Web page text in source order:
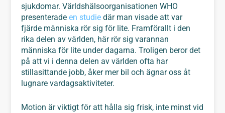
sjukdomar. Världshälsoorganisationen WHO
presenteradeen studie där man visade att var
fjärde människa rör sig för lite. Framförallt i den
rika delen av världen, här rör sig varannan
människa för lite under dagarna. Troligen beror det
på att vi i denna delen av världen ofta har
stillasittande jobb, åker mer bil och ägnar oss åt
lugnare vardagsaktiviteter.
Motion är viktigt för att hålla sig frisk, inte minst vid